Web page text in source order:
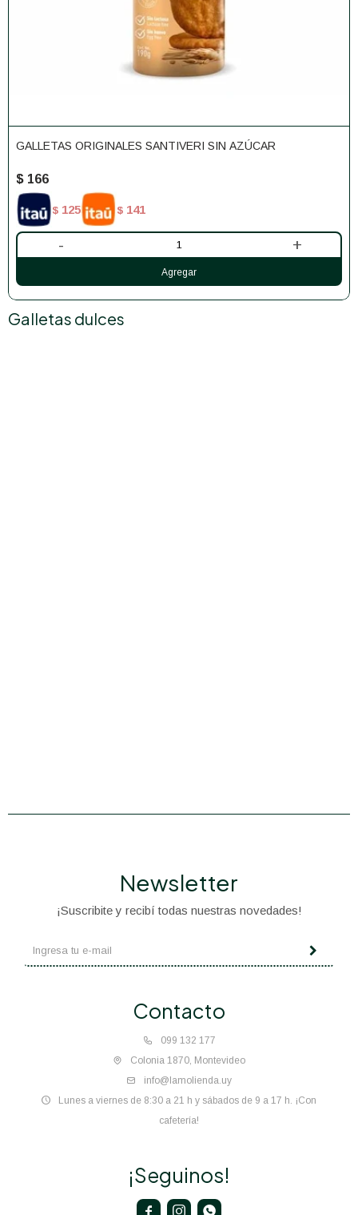
GALLETAS ORIGINALES SANTIVERI SIN AZÚCAR
$ 166
$ 125 $ 141
- +
Galletas dulces
Contacto
099 132 177
Colonia 1870, Montevideo
info@lamolienda.uy
Lunes a viernes de 8:30 a 21 h y sábados de 9 a 17 h. ¡Con
cafetería!
Newsletter
¡Suscribite y recibí todas nuestras novedades!
¡Seguinos!
  